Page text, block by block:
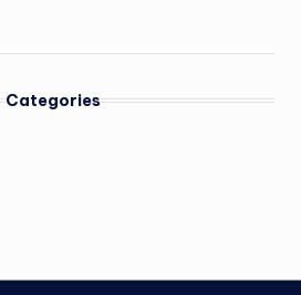
Categories